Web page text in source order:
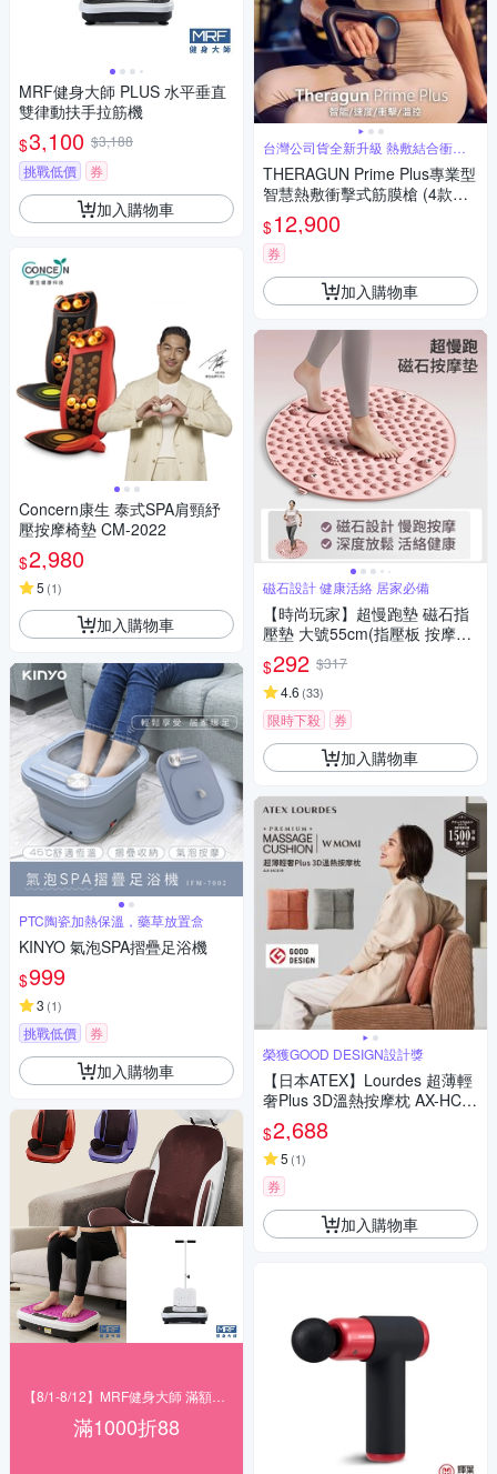
MRF健身大師 PLUS ⽔平垂直
雙律動扶⼿拉筋機
$3,100 $3,188
挑戰低價
券
加入購物車
Concern康生 泰式SPA肩頸紓
壓按摩椅墊 CM-2022
$2,980
5 (1)
加入購物車
PTC陶瓷加熱保溫，藥草放置盒
KINYO 氣泡SPA摺疊足浴機
$999
3 (1)
挑戰低價 券
加入購物車
滿1000折88
台灣公司貨全新升級 熱敷結合衝擊
式按摩
THERAGUN Prime Plus專業型
智慧熱敷衝擊式筋膜槍 (4款按
摩頭/16mm振幅/18kg推力)
$12,900
券
加入購物車
磁石設計 健康活絡 居家必備
【時尚玩家】超慢跑墊 磁石指
壓墊 大號55cm(指壓板 按摩腳
踏墊 足底按摩)
$292 $317
4.6 (33)
限時下殺 券
加入購物車
榮獲GOOD DESIGN設計獎
【日本ATEX】Lourdes 超薄輕
奢Plus 3D溫熱按摩枕 AX-HC3
19 (橙棕色/霧灰色)
$2,688
5 (1)
券
加入購物車